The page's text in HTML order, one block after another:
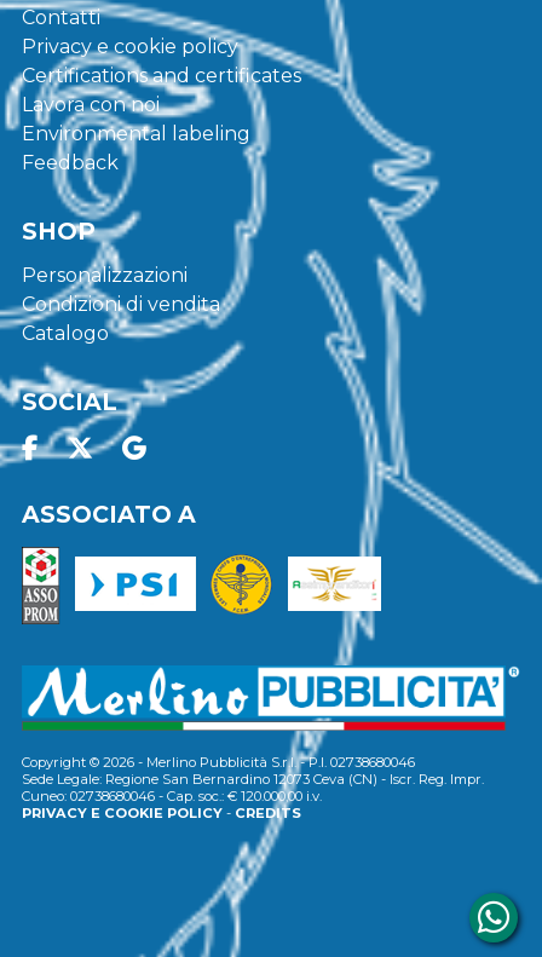
Contatti
Privacy e cookie policy
Certifications and certificates
Lavora con noi
Environmental labeling
Feedback
SHOP
Personalizzazioni
Condizioni di vendita
Catalogo
SOCIAL
ASSOCIATO A
Copyright © 2026 - Merlino Pubblicità S.r.l. - P.I. 02738680046
Sede Legale: Regione San Bernardino 12073 Ceva (CN) - Iscr. Reg. Impr.
Cuneo: 02738680046 - Cap. soc.: € 120.000,00 i.v.
PRIVACY E COOKIE POLICY- CREDITS